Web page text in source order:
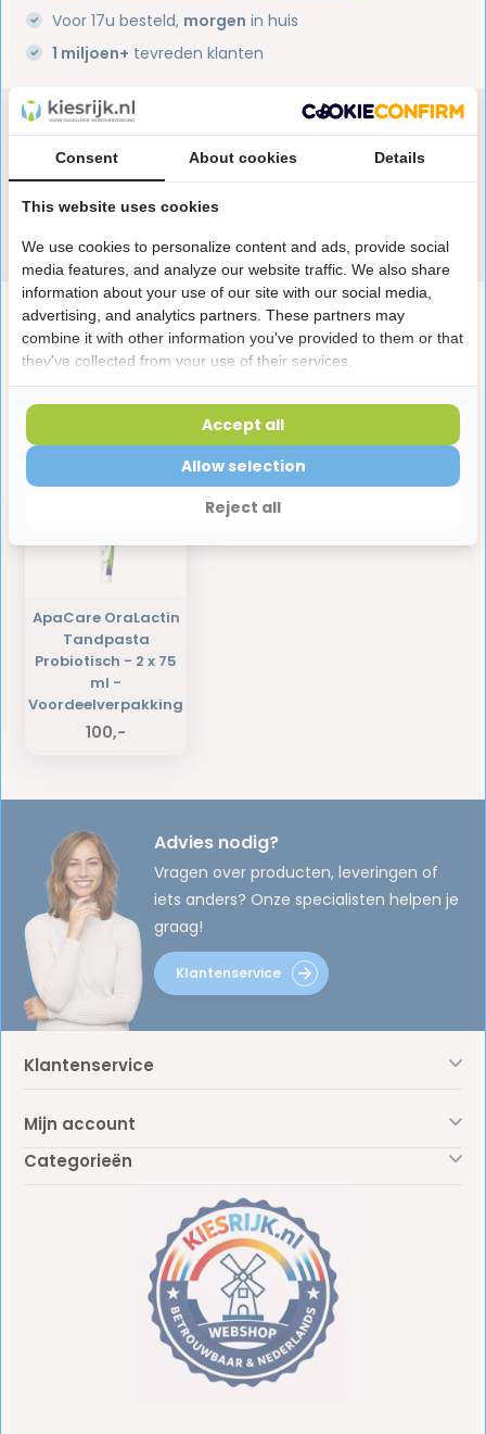
Voor 17u besteld, morgen in huis
1 miljoen+ tevreden klanten
Productomschrijving
Reviews
Heb je een vraag over dit product?
Onze specialisten helpen je graag! Spreek ons aan
in de chat of stuur een e-mail.
Laatst bekeken producten
ApaCare OraLactin
Tandpasta
Probiotisch - 2 x 75
ml -
Voordeelverpakking
100,-
Advies nodig?
Vragen over producten, leveringen of
iets anders? Onze specialisten helpen je
graag!
Klantenservice
Klantenservice
Mijn account
Categorieën
Consent About cookies Details
This website uses cookies
We use cookies to personalize content and ads, provide social
media features, and analyze our website traffic. We also share
information about your use of our site with our social media,
advertising, and analytics partners. These partners may
combine it with other information you've provided to them or that
they've collected from your use of their services.
Reject all
Allow selection
Accept all